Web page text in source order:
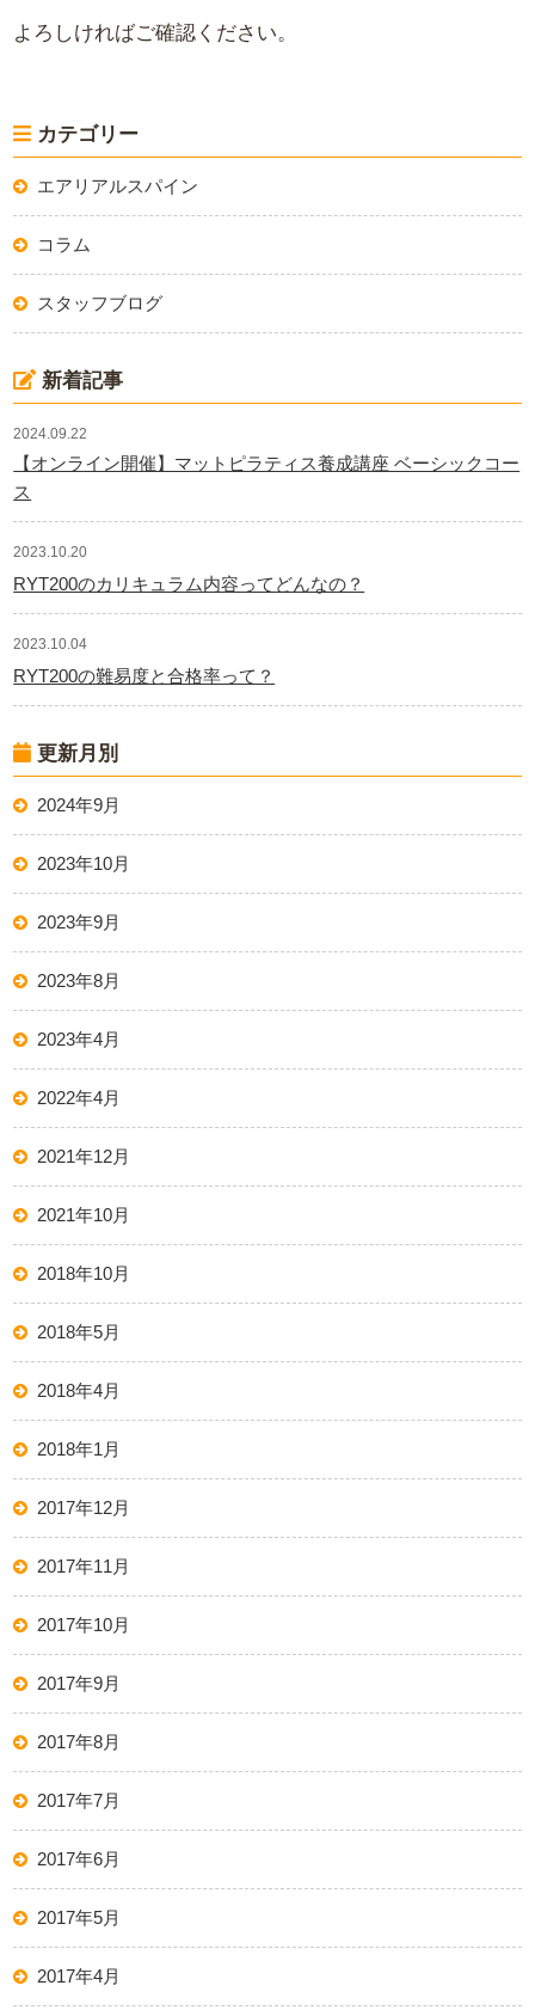
よろしければご確認ください。
カテゴリー
エアリアルスパイン
コラム
スタッフブログ
新着記事
2024.09.22
【オンライン開催】マットピラティス養成講座 ベーシックコー
ス
2023.10.20
RYT200のカリキュラム内容ってどんなの？
2023.10.04
RYT200の難易度と合格率って？
更新月別
2024年9月
2023年10月
2023年9月
2023年8月
2023年4月
2022年4月
2021年12月
2021年10月
2018年10月
2018年5月
2018年4月
2018年1月
2017年12月
2017年11月
2017年10月
2017年9月
2017年8月
2017年7月
2017年6月
2017年5月
2017年4月